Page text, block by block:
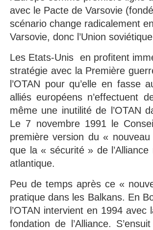
avec le Pacte de Varsovie
scénario change radicalement
Varsovie, donc l’Union
Les Etats-Unis en profitent
stratégie avec la Première
l’OTAN pour qu’elle en
alliés européens n’effectuent
même une inutilité de l’OTAN
Le 7 novembre 1991 le
première version du «
que la « sécurité » de
atlantique.
Peu de temps après ce «
pratique dans les Balkans. En
l’OTAN intervient en 1994
fondation de l’Alliance.